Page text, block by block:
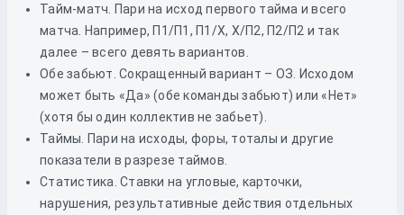
Тайм-матч. Пари на исход первого тайма и всего
матча. Например, П1/П1, П1/Х, Х/П2, П2/П2 и так
далее – всего девять вариантов.
Обе забьют. Сокращенный вариант – ОЗ. Исходом
может быть «Да» (обе команды забьют) или «Нет»
(хотя бы один коллектив не забьет).
Таймы. Пари на исходы, форы, тоталы и другие
показатели в разрезе таймов.
Статистика. Ставки на угловые, карточки,
нарушения, результативные действия отдельных